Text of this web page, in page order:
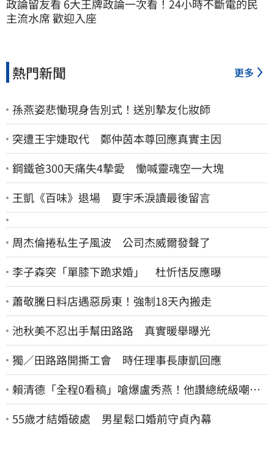
政論留友看 6大王牌政論一次看！24小時不斷電的民
主流水席 歡迎入座
熱門新聞 更多
孫燕姿悲慟現身告別式！送別摯友化妝師
突遭王宇婕取代 鄭仲茵本尊回應真實主因
鋼鐵爸300天痛失4摯愛 慟喊靈魂空一大塊
王凱《百味》退場 夏宇禾淚讀最後留言
周杰倫捲私生子風波 公司杰威爾發聲了
李子森突「單膝下跪求婚」 杜忻恬反應曝
蕭敬騰日料店遇惡房東！強制18天內搬走
池秋美不忍出手幫田路路 真實暖舉曝光
獨／田路路開撕工會 時任理事長康凱回應
賴清德「全程0看稿」嗆爆盧秀燕！他讚總統級嘲
諷：把8年總帳一次掀翻
55歲才結婚破處 男星鬆口婚前守貞內幕